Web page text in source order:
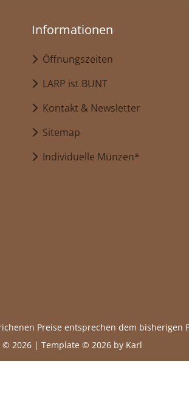
Informationen
Öffnungszeiten
LARP ist BUNT
Kontakt & Newsletter
Sitemap
Individuelle Münzen*
Preise entsprechen dem bisherigen
© 2026 | Template © 2026 by Karl